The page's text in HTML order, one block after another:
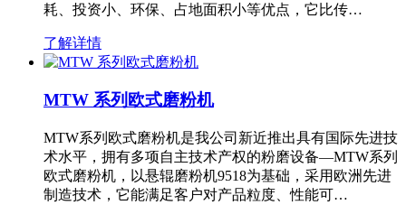
耗、投资小、环保、占地面积小等优点，它比传…
了解详情
MTW 系列欧式磨粉机
MTW系列欧式磨粉机是我公司新近推出具有国际先进技
术水平，拥有多项自主技术产权的粉磨设备—MTW系列
欧式磨粉机，以悬辊磨粉机9518为基础，采用欧洲先进
制造技术，它能满足客户对产品粒度、性能可…